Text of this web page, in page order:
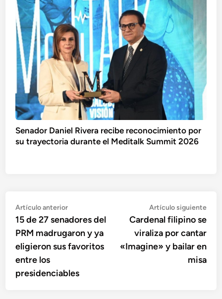
Senador Daniel Rivera recibe reconocimiento por
su trayectoria durante el Meditalk Summit 2026
Navegación
de
entradas
Artículo anteriorArtículo
anterior:
15 de 27 senadores del
PRM madrugaron y ya
eligieron sus favoritos
entre los
presidenciables
Artículo siguiente
Cardenal filipino se
viraliza por cantar
«Imagine» y bailar en
misa